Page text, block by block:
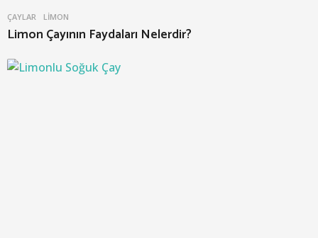
ÇAYLAR LIMON
Limon Çayının Faydaları Nelerdir?